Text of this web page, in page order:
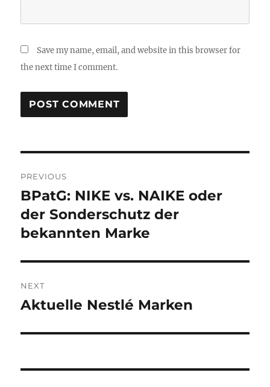
Save my name, email, and website in this browser for
the next time I comment.
navigation
PREVIOUS
Previous
post:
BPatG: NIKE vs. NAIKE oder
der Sonderschutz der
bekannten Marke
NEXT
Next
Aktuelle Nestlé Marken